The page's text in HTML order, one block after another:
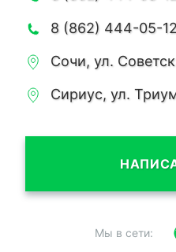
8 (862) 444-05-12
Сочи, ул.
Сириус, ул.
Мы в сети: